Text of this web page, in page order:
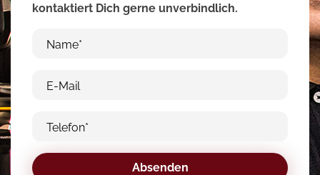
kontaktiert Dich gerne unverbindlich.
Name*
E-Mail
Telefon*
Absenden